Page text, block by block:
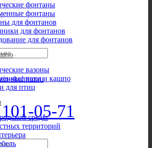
skulptur.ru
05-71
фонтаны
фонтаны
для фонтанов
для фонтанов
для фонтанов
вазоны
вазы и кашпо
для птиц
среды
территорий